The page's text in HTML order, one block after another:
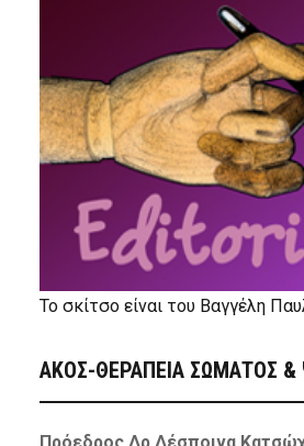
Το σκίτσο είναι του Βαγγέλη
ΑΚΟΣ-ΘΕΡΑΠΕΙΑ ΣΩΜΑΤΟΣ &